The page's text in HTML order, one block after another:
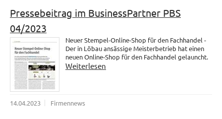
Pressebeitrag im BusinessPartner PBS
04/2023
Neuer Stempel-Online-Shop für den Fachhandel -
Der in Löbau ansässige Meisterbetrieb hat einen
neuen Online-Shop für den Fachhandel gelauncht.
Weiterlesen
14.04.2023 Firmennews